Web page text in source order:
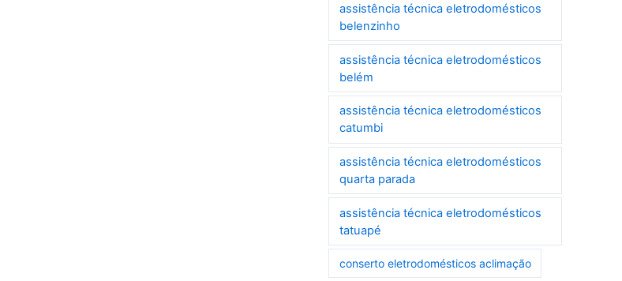
assistência técnica eletrodomésticos
belenzinho
assistência técnica eletrodomésticos
belém
assistência técnica eletrodomésticos
catumbi
assistência técnica eletrodomésticos
quarta parada
assistência técnica eletrodomésticos
tatuapé
conserto eletrodomésticos aclimação